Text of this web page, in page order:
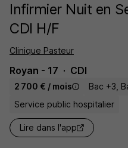
Infirmier Nuit en
CDI H/F
Clinique Pasteur
Royan - 17 CDI
2 700 € / mois
Bac +3,
Service public hospitalier
Lire dans l'app